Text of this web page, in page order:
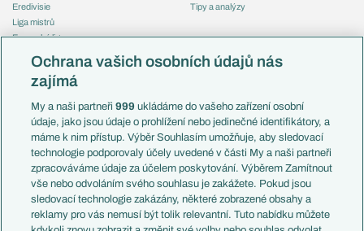
Eredivisie
Liga mistrů
Evropská liga
Mistrovství světa
Liga národů
Témata
Představení týmů MS
EuroSkauting
PL v kostce
Evropské koeficienty
Přestupy
Přestupové spekulace
Zranění
Tipy a analýzy
Česko
Francie
Itálie
Německo
Španělsko
Argentina
Brazílie
Přestupy
Ochrana vašich osobních údajů nás
zajímá
My a naši partneři999 ukládáme do vašeho zařízení osobní
údaje, jako jsou údaje o prohlížení nebo jedinečné identifikátory, a
máme k nim přístup. Výběr Souhlasím umožňuje, aby sledovací
technologie podporovaly účely uvedené v části My a naši partneři
zpracováváme údaje za účelem poskytování. Výběrem Zamítnout
vše nebo odvoláním svého souhlasu je zakážete. Pokud jsou
sledovací technologie zakázány, některé zobrazené obsahy a
reklamy pro vás nemusí být tolik relevantní. Tuto nabídku můžete